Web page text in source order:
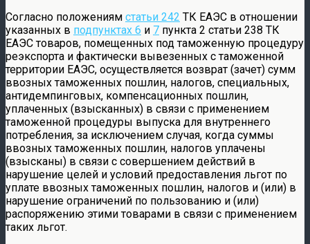
Согласно положениям статьи 242 ТК ЕАЭС в отношении
указанных в подпунктах 6 и 7 пункта 2 статьи 238 ТК
ЕАЭС товаров, помещенных под таможенную процедуру
реэкспорта и фактически вывезенных с таможенной
территории ЕАЭС, осуществляется возврат (зачет) сумм
ввозных таможенных пошлин, налогов, специальных,
антидемпинговых, компенсационных пошлин,
уплаченных (взысканных) в связи с применением
таможенной процедуры выпуска для внутреннего
потребления, за исключением случая, когда суммы
ввозных таможенных пошлин, налогов уплачены
(взысканы) в связи с совершением действий в
нарушение целей и условий предоставления льгот по
уплате ввозных таможенных пошлин, налогов и (или) в
нарушение ограничений по пользованию и (или)
распоряжению этими товарами в связи с применением
таких льгот.